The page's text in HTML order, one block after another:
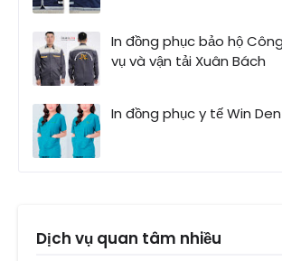
In đồng phục bảo hộ
vụ và vận tải Xuân Bách
In đồng phục y tế Win
Dịch vụ quan tâm nhiều